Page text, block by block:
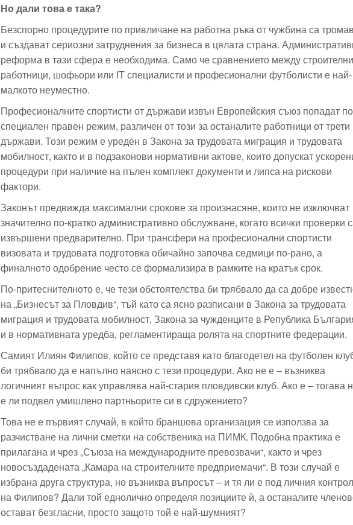
Но дали това е така?
Безспорно процедурите по привличане на работна ръка от чужбина са
и създават сериозни затруднения за бизнеса в цялата страна.
реформа в тази сфера е необходима. Само че сравнението между строителни
работници, шофьори или IT специалисти и професионални футболисти е най-
малкото неуместно.
Професионалните спортисти от държави извън Европейския съюз попадат
специален правен режим, различен от този за останалите работници от трети
държави. Този режим е уреден в Закона за трудовата миграция и трудовата
мобилност, както и в подзаконови нормативни актове, които допускат
процедури при наличие на пълен комплект документи и липса на рискови
фактори.
Законът предвижда максимални срокове за произнасяне, които не изключват
значително по-кратко административно обслужване, когато всички проверки
извършени предварително. При трансфери на професионални спортисти
визовата и трудовата подготовка обичайно започва седмици по-рано, а
финалното одобрение често се формализира в рамките на кратък срок.
По-притеснителното е, че тези обстоятелства би трябвало да са добре
на „Бизнесът за Пловдив“, тъй като са ясно разписани в Закона за трудовата
миграция и трудовата мобилност, Закона за чужденците в Република
и в нормативната уредба, регламентираща ролята на спортните федерации.
Самият Илиян Филипов, който се представя като благодетел на футболен
би трябвало да е напълно наясно с тези процедури. Ако не е – възниква
логичният въпрос как управлява най-стария пловдивски клуб. Ако е – тогава
е ли подвел умишлено партньорите си в сдружението?
Това не е първият случай, в който браншова организация се използва за
разчистване на лични сметки на собственика на ПИМК. Подобна практика е
прилагана и чрез „Съюза на международните превозвачи“, както и чрез
новосъздадената „Камара на строителните предприемачи“. В този случай е
избрана друга структура, но възниква въпросът – и тя ли е под личния контрол
на Филипов? Дали той еднолично определя позициите ѝ, а останалите
остават безгласни, просто защото той е най-шумният?